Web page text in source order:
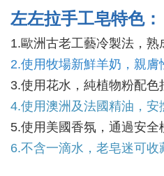
左左拉手工皂特色：
1.歐洲古老工藝冷製法，
2.使用牧場新鮮羊奶，親膚
3.使用花水，純植物粉配色
4.使用澳洲及法國精油，安
5.使用美國香氛，通過安
6.不含一滴水，老皂迷可收